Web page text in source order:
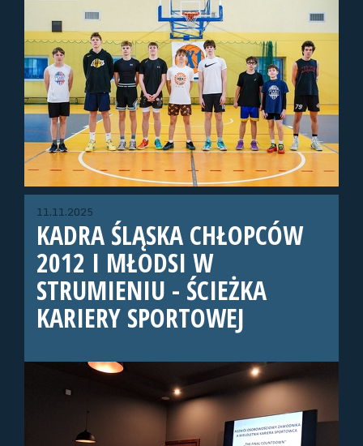
11.11.2025
KADRA ŚLĄSKA CHŁOPCÓW
2012 I MŁODSI W
STRUMIENIU - ŚCIEŻKA
KARIERY SPORTOWEJ